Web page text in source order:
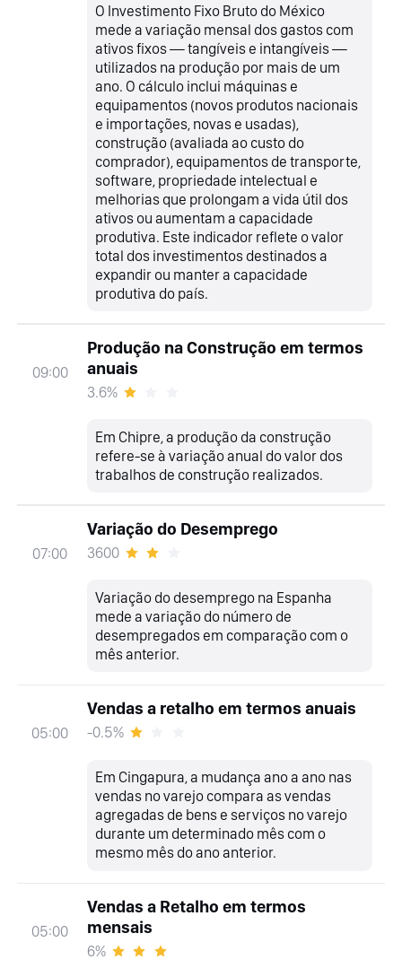
O Investimento Fixo Bruto do México
mede a variação mensal dos gastos com
ativos fixos — tangíveis e intangíveis —
utilizados na produção por mais de um
ano. O cálculo inclui máquinas e
equipamentos (novos produtos nacionais
e importações, novas e usadas),
construção (avaliada ao custo do
comprador), equipamentos de transporte,
software, propriedade intelectual e
melhorias que prolongam a vida útil dos
ativos ou aumentam a capacidade
produtiva. Este indicador reflete o valor
total dos investimentos destinados a
expandir ou manter a capacidade
produtiva do país.
09:00
Produção na Construção em termos
anuais
3.6%
Em Chipre, a produção da construção
refere-se à variação anual do valor dos
trabalhos de construção realizados.
07:00
Variação do Desemprego
3600
Variação do desemprego na Espanha
mede a variação do número de
desempregados em comparação com o
mês anterior.
05:00
Vendas a retalho em termos anuais
-0.5%
Em Cingapura, a mudança ano a ano nas
vendas no varejo compara as vendas
agregadas de bens e serviços no varejo
durante um determinado mês com o
mesmo mês do ano anterior.
05:00
Vendas a Retalho em termos
mensais
6%